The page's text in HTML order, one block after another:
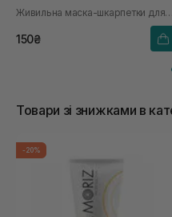
Живильна маска-шкарпетки для ніг
150₴
Товари зі знижками в
-20%